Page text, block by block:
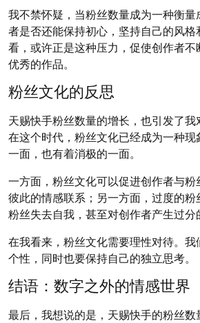
我不禁怀疑，当粉丝数量成为一种衡
者是否还能保持初心，坚持自己的风
看，或许正是这种压力，促使创作者不
优秀的作品。
粉丝文化的反思
天赐快手粉丝数量的增长，也引发了我
在这个时代，粉丝文化已经成为一种现
一面，也有着消极的一面。
一方面，粉丝文化可以促进创作者与粉
彼此的情感联系；另一方面，过度的
粉丝失去自我，甚至对创作者产生过分
在我看来，粉丝文化需要理性对待。我
个性，同时也要保持自己的独立思考。
结语：数字之外的情感世界
最后，我想说的是，天赐快手的粉丝数